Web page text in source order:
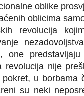
oblike
oblicima
revolucija
one
revolucija nije
u borbama
su neki